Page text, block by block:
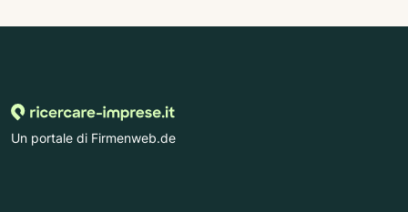
Un portale di Firmenweb.de